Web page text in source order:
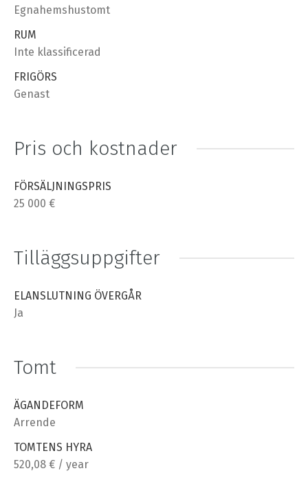
Egnahemshustomt
RUM
Inte klassificerad
FRIGÖRS
Genast
Pris och kostnader
FÖRSÄLJNINGSPRIS
25 000 €
Tilläggsuppgifter
ELANSLUTNING ÖVERGÅR
Ja
Tomt
ÄGANDEFORM
Arrende
TOMTENS HYRA
520,08 € / year